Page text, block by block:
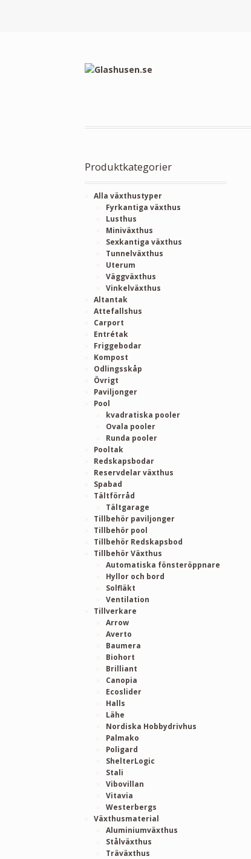
Produktkategorier
Alla växthustyper
Fyrkantiga växthus
Lusthus
Miniväxthus
Sexkantiga växthus
Tunnelväxthus
Uterum
Väggväxthus
Vinkelväxthus
Altantak
Attefallshus
Carport
Entrétak
Friggebodar
Kompost
Odlingsskåp
Övrigt
Paviljonger
Pool
kvadratiska pooler
Ovala pooler
Runda pooler
Pooltak
Redskapsbodar
Reservdelar växthus
Spabad
Tältförråd
Tältgarage
Tillbehör paviljonger
Tillbehör pool
Tillbehör Redskapsbod
Tillbehör Växthus
Automatiska fönsteröppnare
Hyllor och bord
Solfläkt
Ventilation
Tillverkare
Arrow
Averto
Baumera
Biohort
Brilliant
Canopia
Ecoslider
Halls
Lähe
Nordiska Hobbydrivhus
Palmako
Poligard
ShelterLogic
Stali
Vibovillan
Vitavia
Westerbergs
Växthusmaterial
Aluminiumväxthus
Stålväxthus
Träväxthus